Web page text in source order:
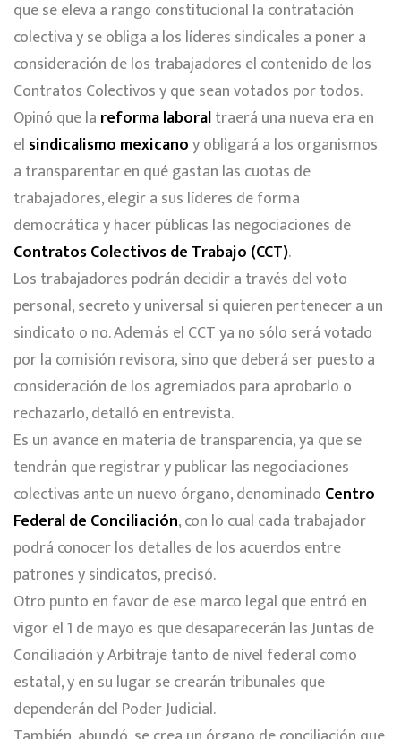
que se eleva a rango constitucional la contratación
colectiva y se obliga a los líderes sindicales a poner a
consideración de los trabajadores el contenido de los
Contratos Colectivos y que sean votados por todos.
Opinó que la reforma laboraltraerá una nueva era en
el sindicalismo mexicanoy obligará a los organismos
a transparentar en qué gastan las cuotas de
trabajadores, elegir a sus líderes de forma
democrática y hacer públicas las negociaciones de
Contratos Colectivos de Trabajo (CCT).
Los trabajadores podrán decidir a través del voto
personal, secreto y universal si quieren pertenecer a un
sindicato o no. Además el CCT ya no sólo será votado
por la comisión revisora, sino que deberá ser puesto a
consideración de los agremiados para aprobarlo o
rechazarlo, detalló en entrevista.
Es un avance en materia de transparencia, ya que se
tendrán que registrar y publicar las negociaciones
colectivas ante un nuevo órgano, denominado Centro
Federal de Conciliación, con lo cual cada trabajador
podrá conocer los detalles de los acuerdos entre
patrones y sindicatos, precisó.
Otro punto en favor de ese marco legal que entró en
vigor el 1 de mayo es que desaparecerán las Juntas de
Conciliación y Arbitraje tanto de nivel federal como
estatal, y en su lugar se crearán tribunales que
dependerán del Poder Judicial.